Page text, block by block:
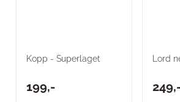
Kopp - Superlaget
199,-
Lord